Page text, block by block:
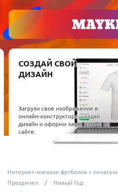
СОЗДАЙ СВОЙ
ДИЗАЙН
Загрузи свое изображение в
онлайн-конструкторе, создай
дизайн и оформи заказ прямо на
сайте.
Интернет-магазин футболок с печатью
Праздники
Новый Год